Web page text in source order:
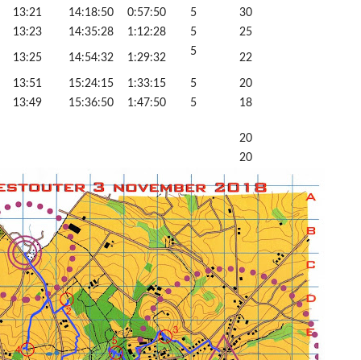
13:21 14:18:50 0:57:50 5
30
13:23
14:35:28 1:12:28 5 25
13:25 14:54:32 1:29:32
5
22
13:51 15:24:15 1:33:15 5
20
13:49
15:36:50 1:47:50 5 18
20
20